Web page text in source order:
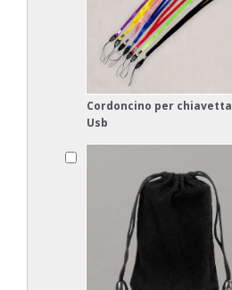
Cordoncino per chiavetta
Usb